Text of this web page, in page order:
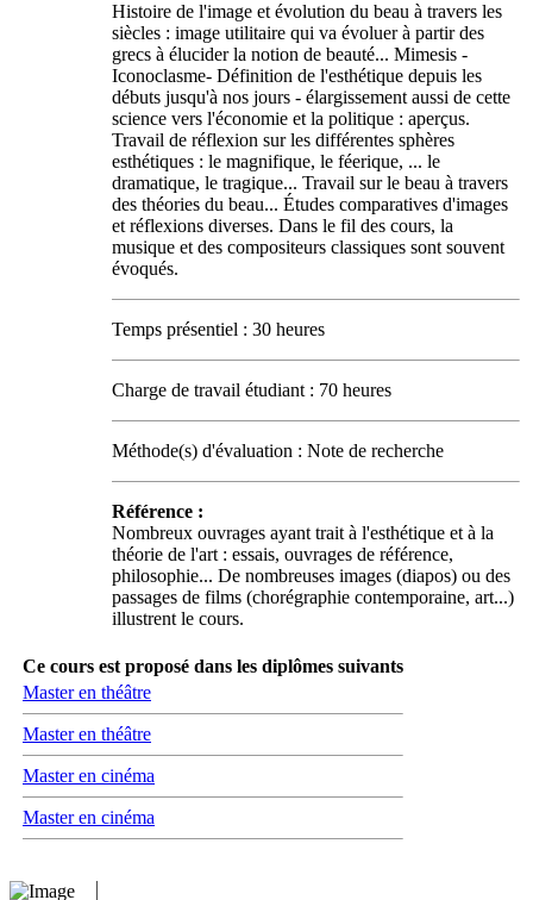
Histoire de l'image et évolution du beau à travers les
siècles : image utilitaire qui va évoluer à partir des
grecs à élucider la notion de beauté... Mimesis -
Iconoclasme- Définition de l'esthétique depuis les
débuts jusqu'à nos jours - élargissement aussi de cette
science vers l'économie et la politique : aperçus.
Travail de réflexion sur les différentes sphères
esthétiques : le magnifique, le féerique, ... le
dramatique, le tragique... Travail sur le beau à travers
des théories du beau... Études comparatives d'images
et réflexions diverses. Dans le fil des cours, la
musique et des compositeurs classiques sont souvent
évoqués.
Temps présentiel : 30 heures
Charge de travail étudiant : 70 heures
Méthode(s) d'évaluation : Note de recherche
Référence :
Nombreux ouvrages ayant trait à l'esthétique et à la
théorie de l'art : essais, ouvrages de référence,
philosophie... De nombreuses images (diapos) ou des
passages de films (chorégraphie contemporaine, art...)
illustrent le cours.
Ce cours est proposé dans les diplômes suivants
Master en théâtre
Master en théâtre
Master en cinéma
Master en cinéma